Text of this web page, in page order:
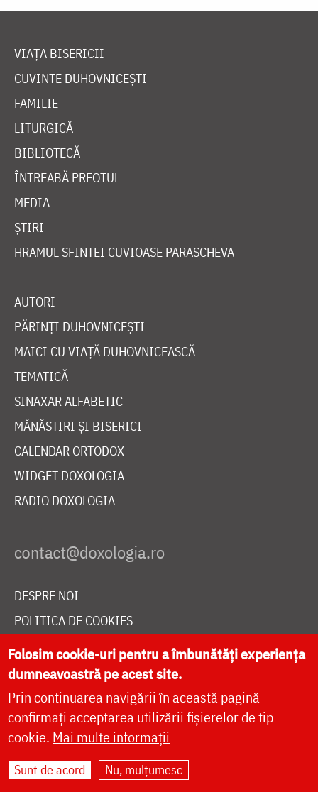
VIAȚA BISERICII
CUVINTE DUHOVNICEȘTI
FAMILIE
LITURGICĂ
BIBLIOTECĂ
ÎNTREABĂ PREOTUL
MEDIA
ȘTIRI
HRAMUL SFINTEI CUVIOASE PARASCHEVA
AUTORI
PĂRINȚI DUHOVNICEȘTI
MAICI CU VIAȚĂ DUHOVNICEASCĂ
TEMATICĂ
SINAXAR ALFABETIC
MĂNĂSTIRI ȘI BISERICI
CALENDAR ORTODOX
WIDGET DOXOLOGIA
RADIO DOXOLOGIA
DESPRE NOI
POLITICA DE COOKIES
DONEAZĂ ONLINE PENTRU CATEDRALA NAȚIONALĂ
LIVE
Site dezvoltat deDOXOLOGIA MEDIA
Arhiepiscopia Iașilor | ©
Folosim cookie-uri pentru a îmbunătăți experiența
dumneavoastră pe acest site.
Prin continuarea navigării în această pagină
confirmați acceptarea utilizării fișierelor de tip
cookie. Mai multe informații
Sunt de acord Nu, mulțumesc